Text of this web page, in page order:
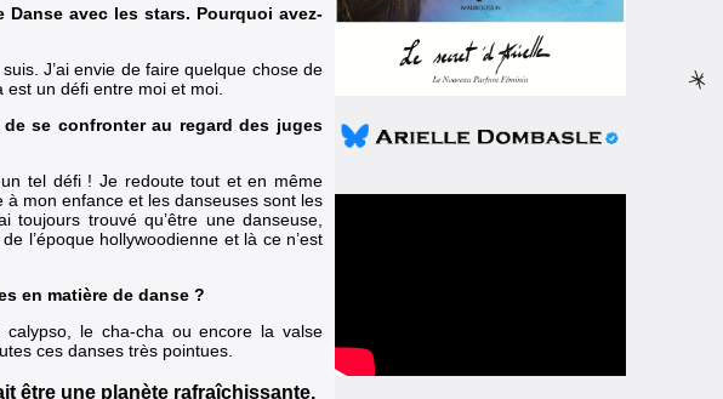
avec les stars. Pourquoi avez-
J’ai envie de faire quelque chose de
est un défi entre moi et moi.
se confronter au regard des juges
tel défi ! Je redoute tout et en même
mon enfance et les danseuses sont les
toujours trouvé qu’être une danseuse,
l’époque hollywoodienne et là ce n’est
en matière de danse ?
le cha-cha ou encore la valse
ces danses très pointues.
être une planète rafraîchissante,